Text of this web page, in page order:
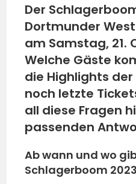
Der
Dortmunder
am Samstag, 21.
Welche Gäste
die Highlights der
noch letzte
all diese Fragen
passenden
Ab wann und wo
Schlagerboom 2023